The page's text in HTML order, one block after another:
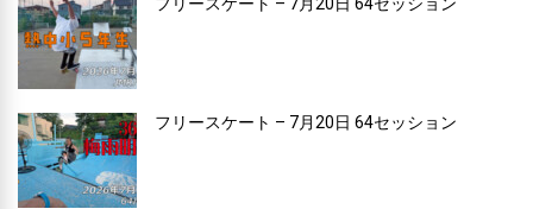
フリースケート – 7月20日 64セッション